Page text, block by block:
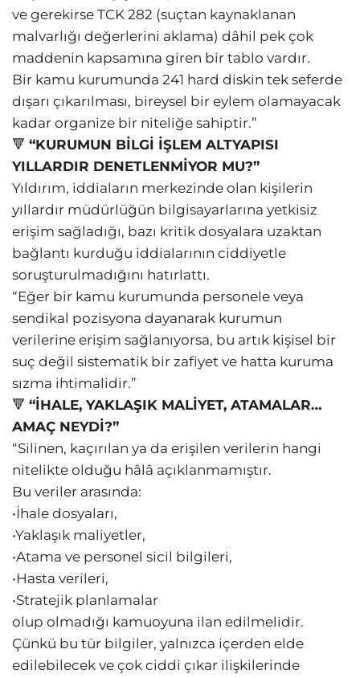
ve gerekirse TCK 282 (suçtan kaynaklanan
malvarlığı değerlerini aklama) dâhil pek çok
maddenin kapsamına giren bir tablo vardır.
Bir kamu kurumunda 241 hard diskin tek seferde
dışarı çıkarılması, bireysel bir eylem olamayacak
kadar organize bir niteliğe sahiptir.”
🔻 “KURUMUN BİLGİ İŞLEM ALTYAPISI
YILLARDIR DENETLENMİYOR MU?”
Yıldırım, iddiaların merkezinde olan kişilerin
yıllardır müdürlüğün bilgisayarlarına yetkisiz
erişim sağladığı, bazı kritik dosyalara uzaktan
bağlantı kurduğu iddialarının ciddiyetle
soruşturulmadığını hatırlattı.
“Eğer bir kamu kurumunda personele veya
sendikal pozisyona dayanarak kurumun
verilerine erişim sağlanıyorsa, bu artık kişisel bir
suç değil sistematik bir zafiyet ve hatta kuruma
sızma ihtimalidir.”
🔻 “İHALE, YAKLAŞIK MALİYET, ATAMALAR…
AMAÇ NEYDİ?”
“Silinen, kaçırılan ya da erişilen verilerin hangi
nitelikte olduğu hâlâ açıklanmamıştır.
Bu veriler arasında:
•İhale dosyaları,
•Yaklaşık maliyetler,
•Atama ve personel sicil bilgileri,
•Hasta verileri,
•Stratejik planlamalar
olup olmadığı kamuoyuna ilan edilmelidir.
Çünkü bu tür bilgiler, yalnızca içerden elde
edilebilecek ve çok ciddi çıkar ilişkilerinde